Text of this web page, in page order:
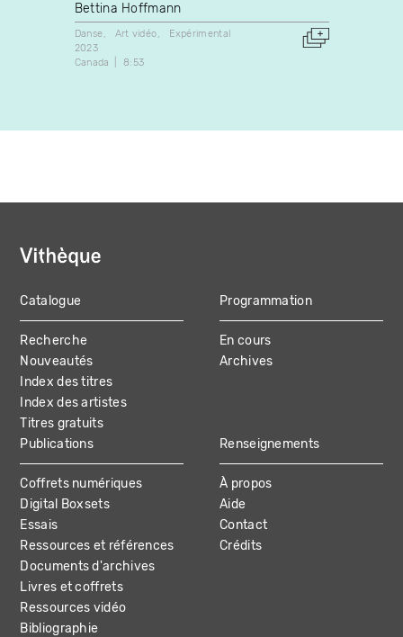
Bettina Hoffmann
Danse Art vidéo
Expérimental
2023
Canada
8:53
MAIN
NAVIGATION
Catalogue
Recherche
Nouveautés
Index des titres
Index des artistes
Titres gratuits
Programmation
En cours
Archives
Publications
Coffrets numériques
Digital Boxsets
Essais
Ressources et références
Documents d'archives
Livres et coffrets
Ressources vidéo
Bibliographie
Renseignements
À propos
Aide
Contact
Crédits